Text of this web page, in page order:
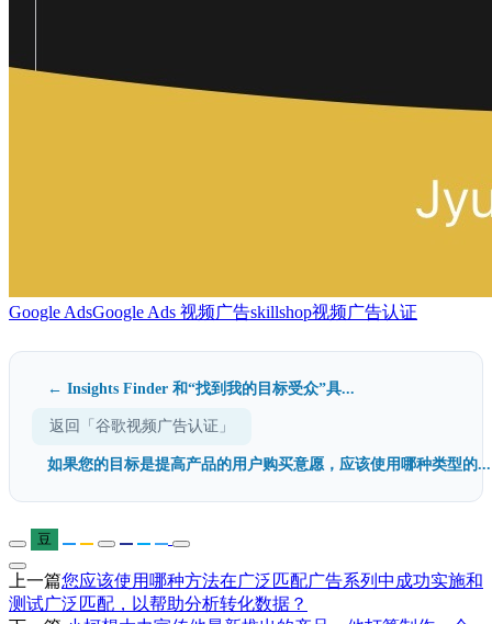
Google AdsGoogle Ads 视频广告skillshop视频广告认证
← Insights Finder 和“找到我的目标受众”具...
返回「谷歌视频广告认证」
如果您的目标是提高产品的用户购买意愿，应该使用哪种类型的
豆
上一篇您应该使用哪种方法在广泛匹配广告系列中成功实施和
测试广泛匹配，以帮助分析转化数据？